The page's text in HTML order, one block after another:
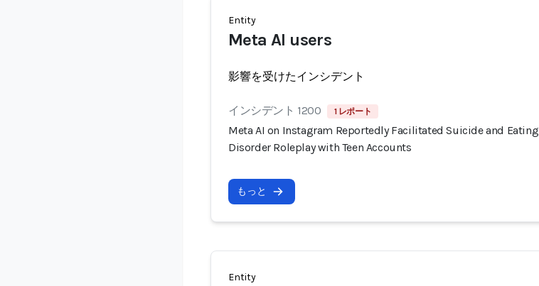
Entity
Meta AI users
影響を受けたインシデント
インシデント 1200 1 レポート
Meta AI on Instagram Reportedly Facilitated Suicide and Eating
Disorder Roleplay with Teen Accounts
もっと
Entity